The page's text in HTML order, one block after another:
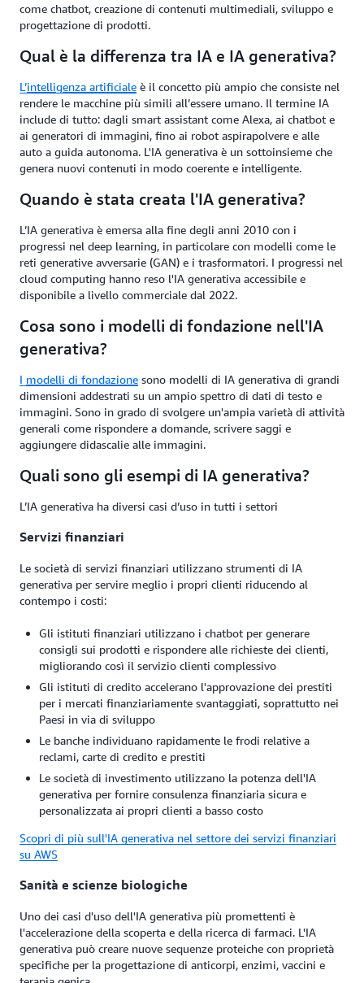
come chatbot, creazione di contenuti multimediali, sviluppo e
progettazione di prodotti.
Qual è la differenza tra IA e IA generativa?
L’intelligenza artificiale è il concetto più ampio che consiste nel
rendere le macchine più simili all’essere umano. Il termine IA
include di tutto: dagli smart assistant come Alexa, ai chatbot e
ai generatori di immagini, fino ai robot aspirapolvere e alle
auto a guida autonoma. L'IA generativa è un sottoinsieme che
genera nuovi contenuti in modo coerente e intelligente.
Quando è stata creata l'IA generativa?
L’IA generativa è emersa alla fine degli anni 2010 con i
progressi nel deep learning, in particolare con modelli come le
reti generative avversarie (GAN) e i trasformatori. I progressi nel
cloud computing hanno reso l'IA generativa accessibile e
disponibile a livello commerciale dal 2022.
Cosa sono i modelli di fondazione nell'IA
generativa?
I modelli di fondazione sono modelli di IA generativa di grandi
dimensioni addestrati su un ampio spettro di dati di testo e
immagini. Sono in grado di svolgere un'ampia varietà di attività
generali come rispondere a domande, scrivere saggi e
aggiungere didascalie alle immagini.
Quali sono gli esempi di IA generativa?
L’IA generativa ha diversi casi d’uso in tutti i settori
Servizi finanziari
Le società di servizi finanziari utilizzano strumenti di IA
generativa per servire meglio i propri clienti riducendo al
contempo i costi:
Gli istituti finanziari utilizzano i chatbot per generare
consigli sui prodotti e rispondere alle richieste dei clienti,
migliorando così il servizio clienti complessivo
Gli istituti di credito accelerano l'approvazione dei prestiti
per i mercati finanziariamente svantaggiati, soprattutto nei
Paesi in via di sviluppo
Le banche individuano rapidamente le frodi relative a
reclami, carte di credito e prestiti
Le società di investimento utilizzano la potenza dell'IA
generativa per fornire consulenza finanziaria sicura e
personalizzata ai propri clienti a basso costo
Scopri di più sull'IA generativa nel settore dei servizi finanziari
su AWS
Sanità e scienze biologiche
Uno dei casi d'uso dell'IA generativa più promettenti è
l'accelerazione della scoperta e della ricerca di farmaci. L'IA
generativa può creare nuove sequenze proteiche con proprietà
specifiche per la progettazione di anticorpi, enzimi, vaccini e